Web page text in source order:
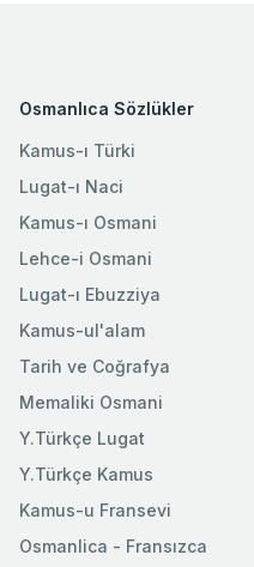
Osmanlıca Sözlükler
Kamus-ı Türki
Lugat-ı Naci
Kamus-ı Osmani
Lehce-i Osmani
Lugat-ı Ebuzziya
Kamus-ul'alam
Tarih ve Coğrafya
Memaliki Osmani
Y.Türkçe Lugat
Y.Türkçe Kamus
Kamus-u Fransevi
Osmanlica - Fransızca